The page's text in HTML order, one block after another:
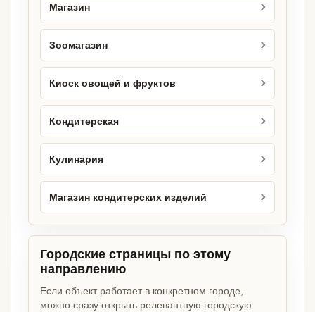
Магазин
Зоомагазин
Киоск овощей и фруктов
Кондитерская
Кулинария
Магазин кондитерских изделий
Городские страницы по этому
направлению
Если объект работает в конкретном городе,
можно сразу открыть релевантную городскую